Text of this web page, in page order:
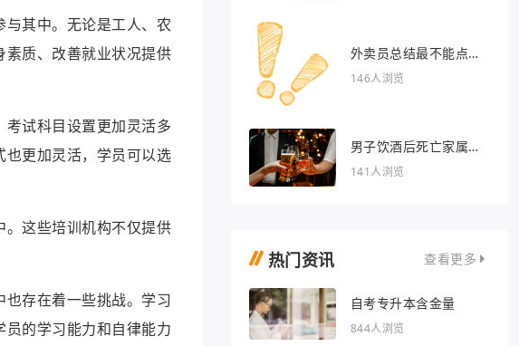
其中。无论是工人、农
质、改善就业状况提供
试科目设置更加灵活多
更加灵活，学员可以选
这些培训机构不仅提供
存在着一些挑战。学习
的学习能力和自律能力
外卖员总结最不能点的
外卖
146人浏览
男子饮酒后死亡家属索
赔36万被驳回
141人浏览
热门资讯 查看更多
自考专升本含金量
844人浏览